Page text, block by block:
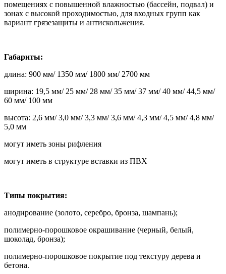
помещениях с повышенной влажностью (бассейн, подвал) и
зонах с высокой проходимостью, для входных групп как
вариант грязезащиты и антискольжения.
Габариты:
длина: 900 мм/ 1350 мм/ 1800 мм/ 2700 мм
ширина: 19,5 мм/ 25 мм/ 28 мм/ 35 мм/ 37 мм/ 40 мм/ 44,5 мм/
60 мм/ 100 мм
высота: 2,6 мм/ 3,0 мм/ 3,3 мм/ 3,6 мм/ 4,3 мм/ 4,5 мм/ 4,8 мм/
5,0 мм
могут иметь зоны рифления
могут иметь в структуре вставки из ПВХ
Типы покрытия:
анодирование (золото, серебро, бронза, шампань);
полимерно-порошковое окрашивание (черный, белый,
шоколад, бронза);
полимерно-порошковое покрытие под текстуру дерева и
бетона.